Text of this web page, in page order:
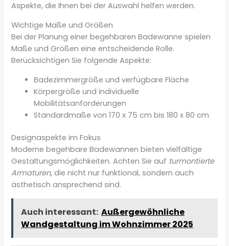
Aspekte, die Ihnen bei der Auswahl helfen werden.
Wichtige Maße und Größen
Bei der Planung einer begehbaren Badewanne spielen
Maße und Größen eine entscheidende Rolle.
Berücksichtigen Sie folgende Aspekte:
Badezimmergröße und verfügbare Fläche
Körpergröße und individuelle
Mobilitätsanforderungen
Standardmaße von 170 x 75 cm bis 180 x 80 cm
Designaspekte im Fokus
Moderne begehbare Badewannen bieten vielfältige
Gestaltungsmöglichkeiten. Achten Sie auf turmontierte
Armaturen, die nicht nur funktional, sondern auch
ästhetisch ansprechend sind.
Auch interessant: Außergewöhnliche
Wandgestaltung im Wohnzimmer 2025